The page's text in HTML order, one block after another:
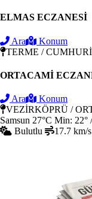
ELMAS ECZANESİ
Ara
Konum
TERME /
ORTACAMİ
Ara
Konum
VEZİRKÖPRÜ /
Samsun 27°C Min: 22°
Bulutlu
17.7 km/s